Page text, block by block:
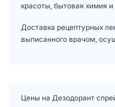
красоты, бытовая химия
Доставка рецептурных
выписанного врачом,
Цены на Дезодорант